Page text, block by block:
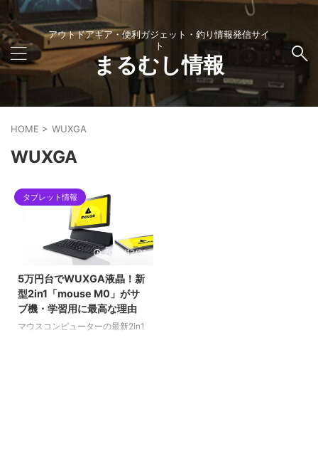
アウトドアギア・便利ガジェット・釣り情報発信サイ
ト
まるむし情報
HOME > WUXGA
WUXGA
タブレット情報
2025/12/21
5万円台でWUXGA液晶！新
型2in1「mouse M0」がサ
ブ機・学習用に最高な理由
マウスコンピューターの最新2in1